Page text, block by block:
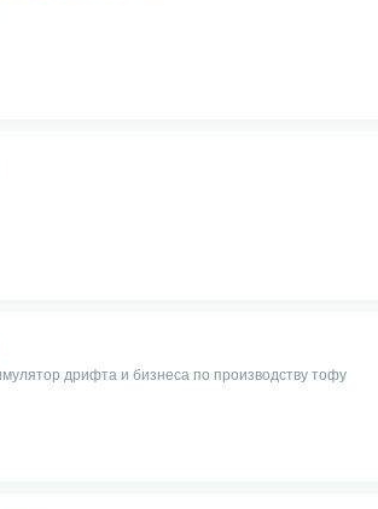
дрифта и бизнеса по производству тофу